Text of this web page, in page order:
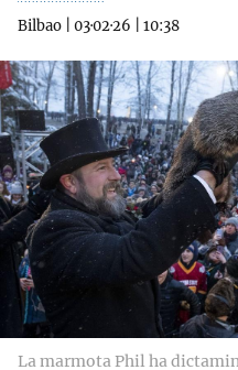
Bilbao
03·02·26 10:38
La marmota Phil ha